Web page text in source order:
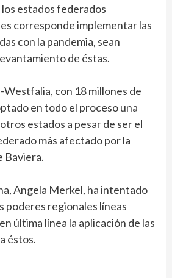
estados federados
corresponde implementar las
con la pandemia, sean
de éstas.
con 18 millones de
en todo el proceso una
estados a pesar de ser el
más afectado por la
Baviera.
Angela Merkel, ha intentado
poderes regionales líneas
última línea la aplicación de las
éstos.